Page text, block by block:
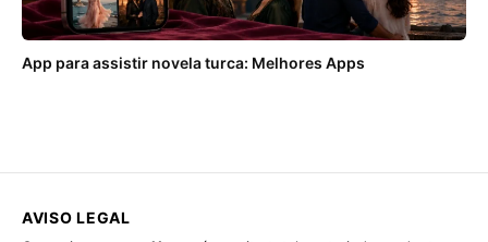
App para assistir novela turca: Melhores Apps
AVISO LEGAL